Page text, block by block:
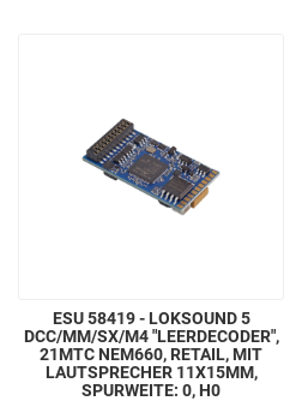
ESU 58419 - LOKSOUND 5
DCC/MM/SX/M4 "LEERDECODER",
21MTC NEM660, RETAIL, MIT
LAUTSPRECHER 11X15MM,
SPURWEITE: 0, H0